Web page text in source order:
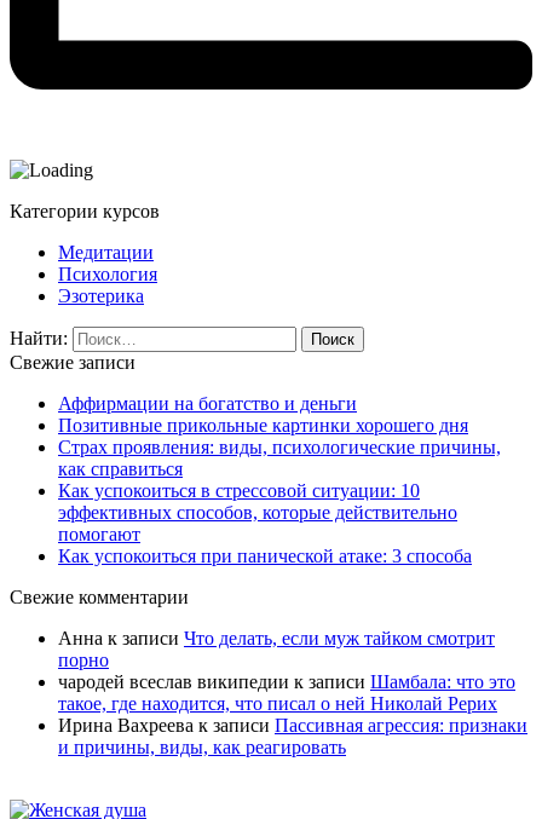
Категории курсов
Медитации
Психология
Эзотерика
Найти:
Свежие записи
Аффирмации на богатство и деньги
Позитивные прикольные картинки хорошего дня
Страх проявления: виды, психологические причины,
как справиться
Как успокоиться в стрессовой ситуации: 10
эффективных способов, которые действительно
помогают
Как успокоиться при панической атаке: 3 способа
Свежие комментарии
Анна к записи Что делать, если муж тайком смотрит
порно
чародей всеслав википедии к записи Шамбала: что это
такое, где находится, что писал о ней Николай Рерих
Ирина Вахреева к записи Пассивная агрессия: признаки
и причины, виды, как реагировать